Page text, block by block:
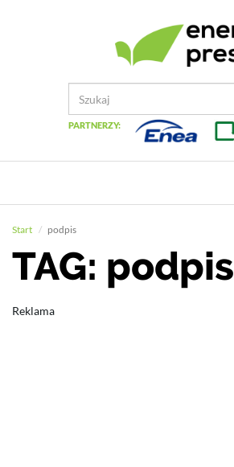
PARTNERZY:
Start podpis
TAG: podpis
Reklama